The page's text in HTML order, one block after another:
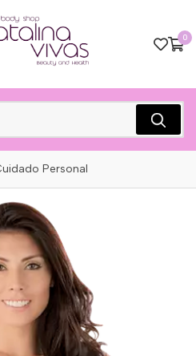
0
Personal